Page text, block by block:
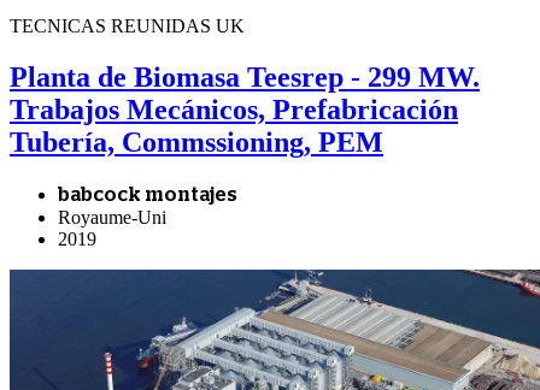
TECNICAS REUNIDAS UK
Planta de Biomasa Teesrep - 299 MW.
Trabajos Mecánicos, Prefabricación
Tubería, Commssioning, PEM
babcock montajes
Royaume-Uni
2019